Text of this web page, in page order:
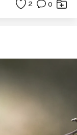
2 0